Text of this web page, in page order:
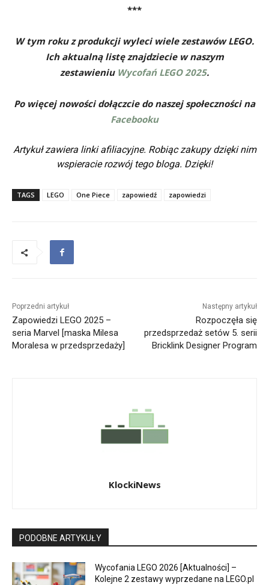
***
W tym roku z produkcji wyleci wiele zestawów LEGO.
Ich aktualną listę znajdziecie w naszym
zestawieniu Wycofań LEGO 2025.
Po więcej nowości dołączcie do naszej społeczności na
Facebooku
Artykuł zawiera linki afiliacyjne. Robiąc zakupy dzięki nim
wspieracie rozwój tego bloga. Dzięki!
TAGS LEGO One Piece zapowiedź zapowiedzi
Poprzedni artykuł
Zapowiedzi LEGO 2025 –
seria Marvel [maska Milesa
Moralesa w przedsprzedaży]
Następny artykuł
Rozpoczęła się
przedsprzedaż setów 5. serii
Bricklink Designer Program
KlockiNews
PODOBNE ARTYKUŁY
Wycofania LEGO 2026 [Aktualności] –
Kolejne 2 zestawy wyprzedane na LEGO.pl